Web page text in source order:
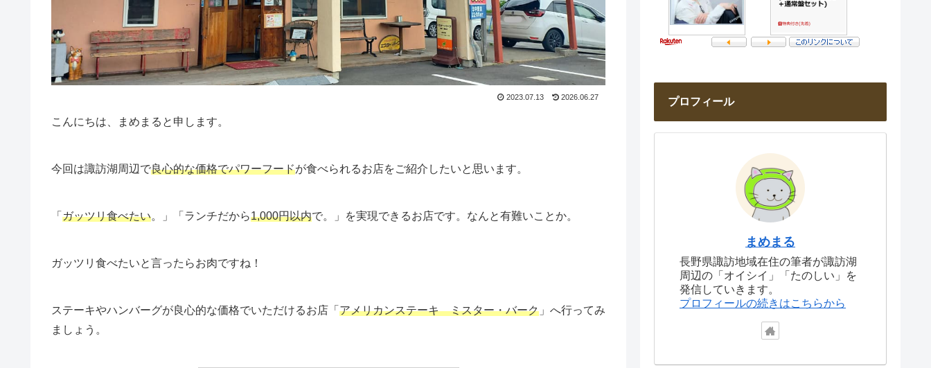
2023.07.13 2026.06.27
こんにちは、まめまると申します。
今回は諏訪湖周辺で良心的な価格でパワーフードが食べられるお店をご紹介したいと思います。
「 ガッツリ食べたい。」「ランチだから1,000円以内で。」を実現できるお店です。なんと有難いことか。
ガッツリ食べたいと言ったらお肉ですね！
ステーキやハンバーグが良心的な価格でいただけるお店「 アメリカンステーキ ミスター・バーク 」へ行ってみ
ましょう。
プロフィール
まめまる
長野県諏訪地域在住の筆者が諏訪湖
周辺の「オイシイ」「たのしい」を
発信していきます。
プロフィールの続きはこちらから